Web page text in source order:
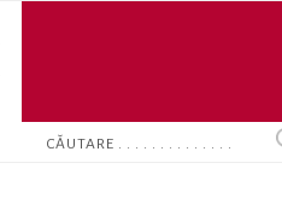
Search